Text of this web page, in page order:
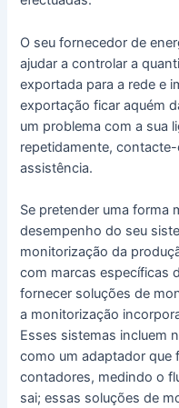
O seu fornecedor de
ajudar a controlar a
exportada para a rede e
exportação ficar aquém
um problema com a sua
repetidamente,
assistência.
Se pretender uma forma
desempenho do seu
monitorização da
com marcas específicas
fornecer soluções de
a monitorização
Esses sistemas incluem
como um adaptador que
contadores, medindo o
sai; essas soluções de